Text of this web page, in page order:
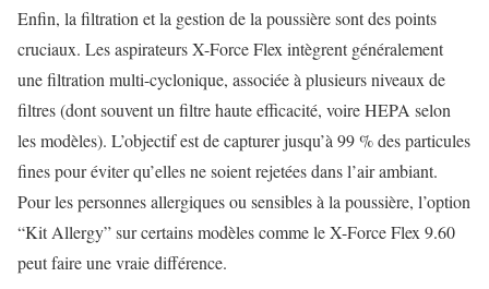
Enfin, la filtration et la gestion de la poussière sont des points
cruciaux. Les aspirateurs X-Force Flex intègrent généralement
une filtration multi-cyclonique, associée à plusieurs niveaux de
filtres (dont souvent un filtre haute efficacité, voire HEPA selon
les modèles). L’objectif est de capturer jusqu’à 99 % des particules
fines pour éviter qu’elles ne soient rejetées dans l’air ambiant.
Pour les personnes allergiques ou sensibles à la poussière, l’option
“Kit Allergy” sur certains modèles comme le X-Force Flex 9.60
peut faire une vraie différence.